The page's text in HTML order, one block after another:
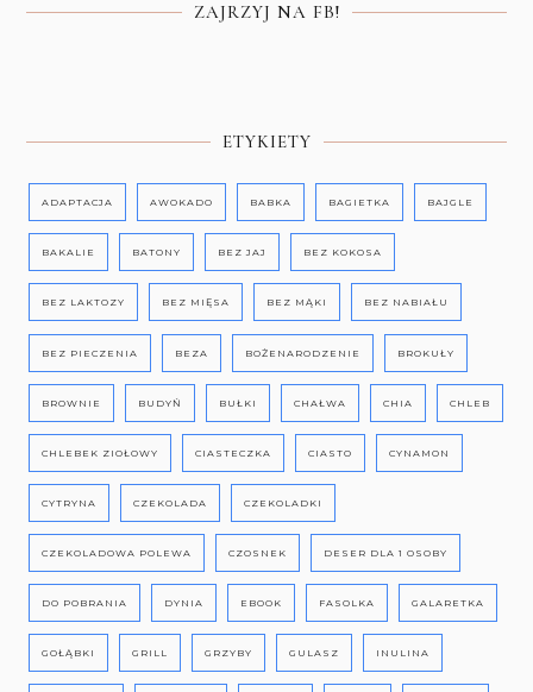
ZAJRZYJ NA FB!
ETYKIETY
ADAPTACJA AWOKADO BABKA BAGIETKA BAJGLE
BAKALIE BATONY BEZ JAJ BEZ KOKOSA
BEZ LAKTOZY BEZ MIĘSA BEZ MĄKI BEZ NABIAŁU
BEZ PIECZENIA BEZA BOŻENARODZENIE BROKUŁY
BROWNIE BUDYŃ BUŁKI CHAŁWA CHIA CHLEB
CHLEBEK ZIOŁOWY CIASTECZKA CIASTO CYNAMON
CYTRYNA CZEKOLADA CZEKOLADKI
CZEKOLADOWA POLEWA CZOSNEK DESER DLA 1 OSOBY
DO POBRANIA DYNIA EBOOK FASOLKA GALARETKA
GOŁĄBKI GRILL GRZYBY GULASZ INULINA